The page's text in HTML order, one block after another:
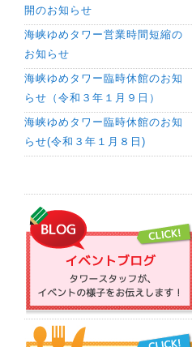
開のお知らせ
海峡ゆめタワー営業時間短縮の
お知らせ
海峡ゆめタワー臨時休館のお知
らせ（令和３年１月９日）
海峡ゆめタワー臨時休館のお知
らせ(令和３年１月８日)